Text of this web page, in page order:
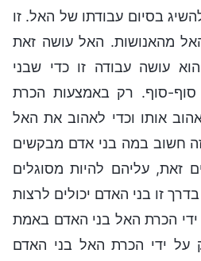
בסיום עבודתו של האל. זו
מהאנושות. האל עושה זאת
עושה עבודה זו כדי שבני
סוף-סוף. רק באמצעות הכרת
אותו וכדי לאהוב את האל
זה חשוב במה בני אדם מבקשים
זאת, עליהם להיות מסוגלים
זו בני האדם יכולים לרצות
הכרת האל בני האדם באמת
על ידי הכרת האל בני האדם